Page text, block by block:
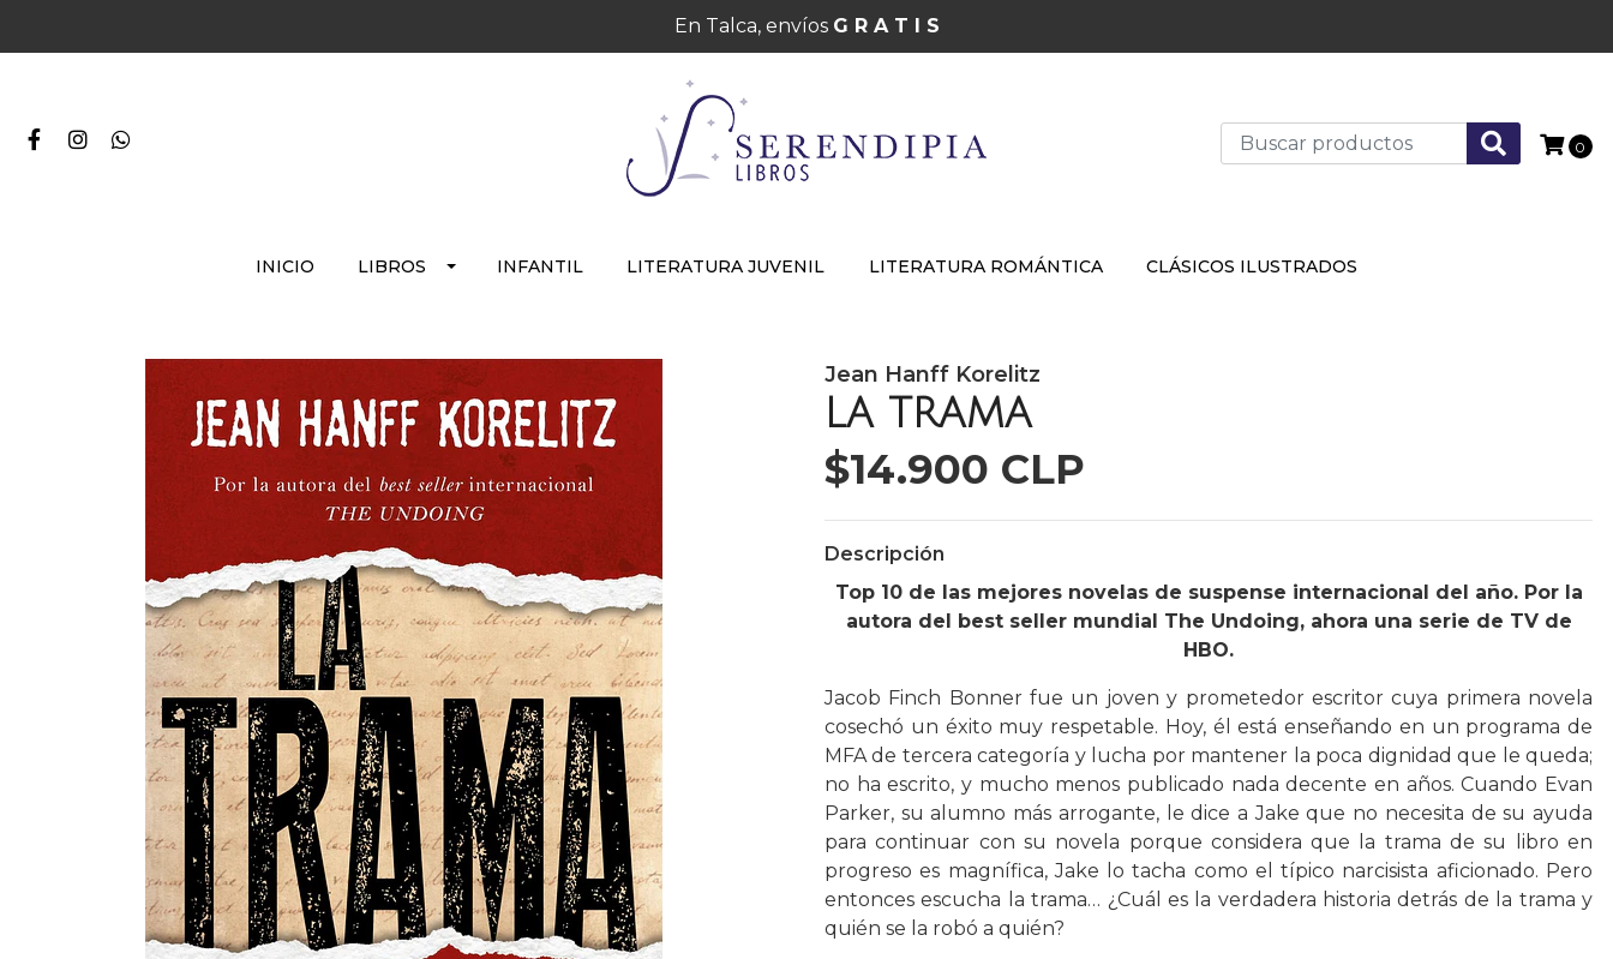
En Talca, envíos G R A T I S
0
INICIO LIBROS INFANTIL LITERATURA JUVENIL LITERATURA ROMÁNTICA CLÁSICOS ILUSTRADOS
Jean Hanff Korelitz
LA TRAMA
$14.900 CLP
Descripción
Top 10 de las mejores novelas de suspense internacional del año. Por la
autora del best seller mundial The Undoing, ahora una serie de TV de
HBO.
Jacob Finch Bonner fue un joven y prometedor escritor cuya primera novela
cosechó un éxito muy respetable. Hoy, él está enseñando en un programa de
MFA de tercera categoría y lucha por mantener la poca dignidad que le queda;
no ha escrito, y mucho menos publicado nada decente en años. Cuando Evan
Parker, su alumno más arrogante, le dice a Jake que no necesita de su ayuda
para continuar con su novela porque considera que la trama de su libro en
progreso es magnífica, Jake lo tacha como el típico narcisista aficionado. Pero
entonces escucha la trama… ¿Cuál es la verdadera historia detrás de la trama y
quién se la robó a quién?